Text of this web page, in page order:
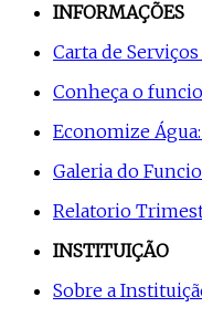
INFORMAÇÕES
Carta de
Conheça o
Economize
Galeria do
Relatorio
INSTITUIÇÃO
Sobre a